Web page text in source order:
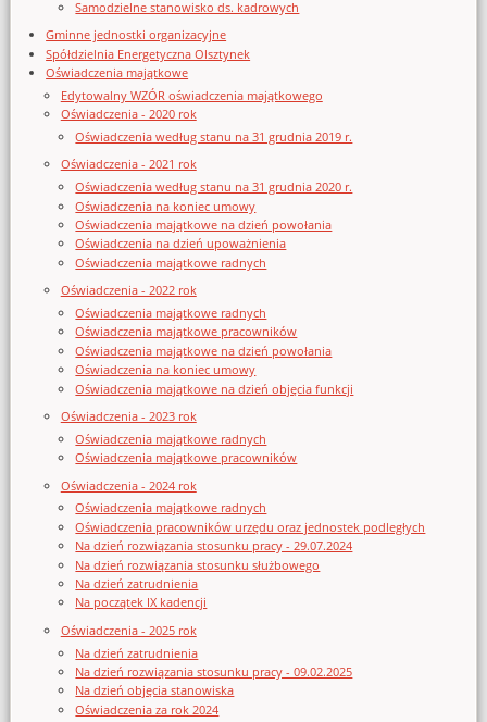
Samodzielne stanowisko ds. kadrowych
Gminne jednostki organizacyjne
Spółdzielnia Energetyczna Olsztynek
Oświadczenia majątkowe
Edytowalny WZÓR oświadczenia majątkowego
Oświadczenia - 2020 rok
Oświadczenia według stanu na 31 grudnia 2019 r.
Oświadczenia - 2021 rok
Oświadczenia według stanu na 31 grudnia 2020 r.
Oświadczenia na koniec umowy
Oświadczenia majątkowe na dzień powołania
Oświadczenia na dzień upoważnienia
Oświadczenia majątkowe radnych
Oświadczenia - 2022 rok
Oświadczenia majątkowe radnych
Oświadczenia majątkowe pracowników
Oświadczenia majątkowe na dzień powołania
Oświadczenia na koniec umowy
Oświadczenia majątkowe na dzień objęcia funkcji
Oświadczenia - 2023 rok
Oświadczenia majątkowe radnych
Oświadczenia majątkowe pracowników
Oświadczenia - 2024 rok
Oświadczenia majątkowe radnych
Oświadczenia pracowników urzędu oraz jednostek podległych
Na dzień rozwiązania stosunku pracy - 29.07.2024
Na dzień rozwiązania stosunku służbowego
Na dzień zatrudnienia
Na początek IX kadencji
Oświadczenia - 2025 rok
Na dzień zatrudnienia
Na dzień rozwiązania stosunku pracy - 09.02.2025
Na dzień objęcia stanowiska
Oświadczenia za rok 2024